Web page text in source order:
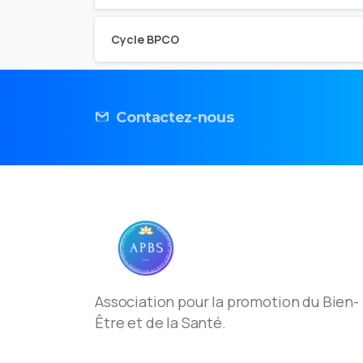
Cycle BPCO
Contactez-nous
Association pour la promotion du Bien-
Être et de la Santé.